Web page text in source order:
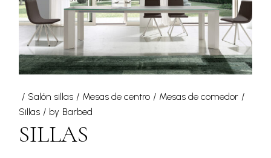
Salón sillas Mesas de centro
Mesas de comedor
Sillas
by Barbed
SILLAS